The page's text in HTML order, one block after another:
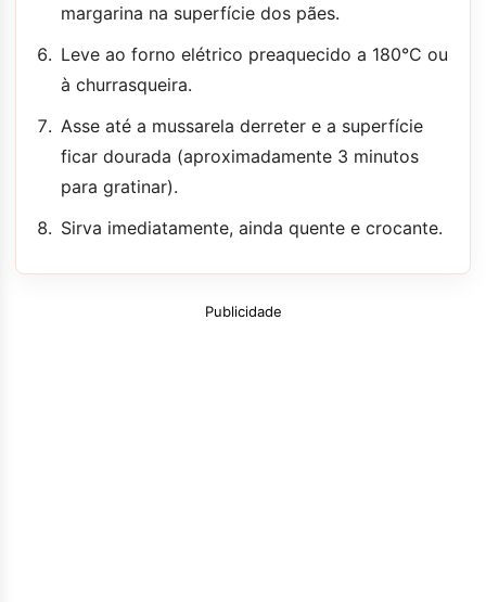
margarina na superfície dos pães.
Leve ao forno elétrico preaquecido a 180°C ou
à churrasqueira.
Asse até a mussarela derreter e a superfície
ficar dourada (aproximadamente 3 minutos
para gratinar).
Sirva imediatamente, ainda quente e crocante.
Publicidade